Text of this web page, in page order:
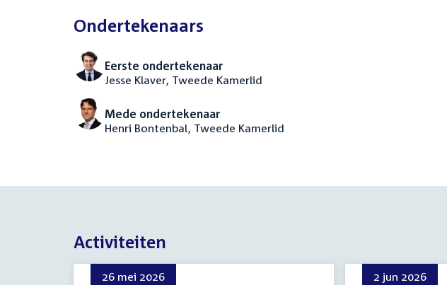
Ondertekenaars
Eerste ondertekenaar
Jesse Klaver, Tweede Kamerlid
Mede ondertekenaar
Henri Bontenbal, Tweede Kamerlid
Activiteiten
26 mei 2026 2 jun 2026